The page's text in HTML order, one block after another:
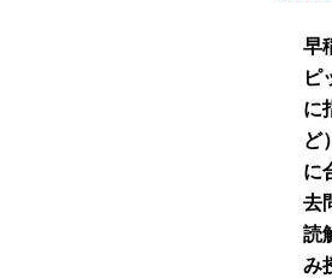
早
ピ
に
ど
に
去
読
み